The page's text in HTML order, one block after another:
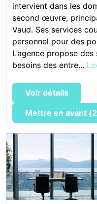
intervient dans les
second œuvre,
Vaud. Ses services
personnel pour des
L’agence propose
besoins des entre...
Voir détails
Mettre en avant